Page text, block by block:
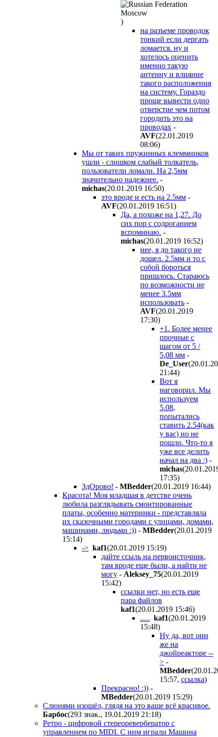
)
на разъеме проводок
тонкий если дергать
ломается. ну и
хотелось оценить
именно такую
антенну и влияние
такого расположения
на систему. Гораздо
проще вывести одно
отверстие чем потом
городить это на
проводах -
AVF(22.01.2019
08:06)
Мы от таких пружинных клеммников
ушли - слишком слабый толкатель,
пользователи ломали. На 2,5мм
значительно надежнее. -
michas(20.01.2019 16:50)
это вроде и есть на 2.5мм -
AVF(20.01.2019 16:51)
Да, а похоже на 1,27. До
сих пор с содроганием
вспоминаю. -
michas(20.01.2019 16:52)
нее, я до такого не
дошел. 2.5мм и то с
собой бороться
пришлось. Стараюсь
по возможности не
менее 3.5мм
использовать -
AVF(20.01.2019
17:30)
+1. Более менее
прочные с
шагом от 5 /
5,08 мм -
De_User
21:44)
Вот я
наговорил. Мы
используем
5.08,
попытались
ставить 2.54(как
у вас) но не
пошло. Что-то я
уже все делить
начал на два :) -
michas
17:35)
ЗдОрово! - MBedder(20.01.2019 16:44)
Красота! Моя младшая в детстве очень
любила разглядывать смонтированные
платы, особенно материнки - представляла
их сказочными городами с улицами, домами,
машинами, людьми :)) - MBedder(20.01.2019
15:14)
-> kaf1(20.01.2019 15:19)
дайте ссыль на первоисточник,
там вроде еще были, а найти не
могу - Aleksey_75(20.01.2019
15:42)
ссылки нет, но есть еще
пара файлов
kaf1(20.01.2019 15:46)
..... kaf1(20.01.2019
15:48)
Ну да, вот они
же на
джойреакторе --
> -
MBedder
15:57, ссылка)
Прекрасно! :)) -
MBedder(20.01.2019 15:29)
Слюнями изошёл, глядя на это ваше всё красивое.
Барбос(293 знак., 19.01.2019 21:18)
Ретро - цифровой стереоревербератор с
управлением по MIDI. С ним играли Машина